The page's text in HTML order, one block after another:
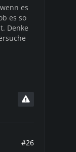
es
es so
Denke
#26